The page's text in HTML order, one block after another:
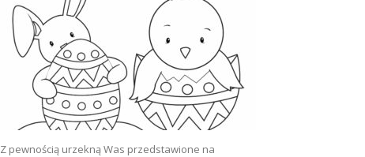
Z pewnością urzekną Was przedstawione na